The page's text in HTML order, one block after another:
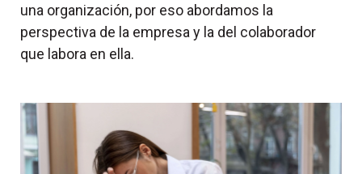
una organización, por eso abordamos la
perspectiva de la empresa y la del colaborador
que labora en ella.